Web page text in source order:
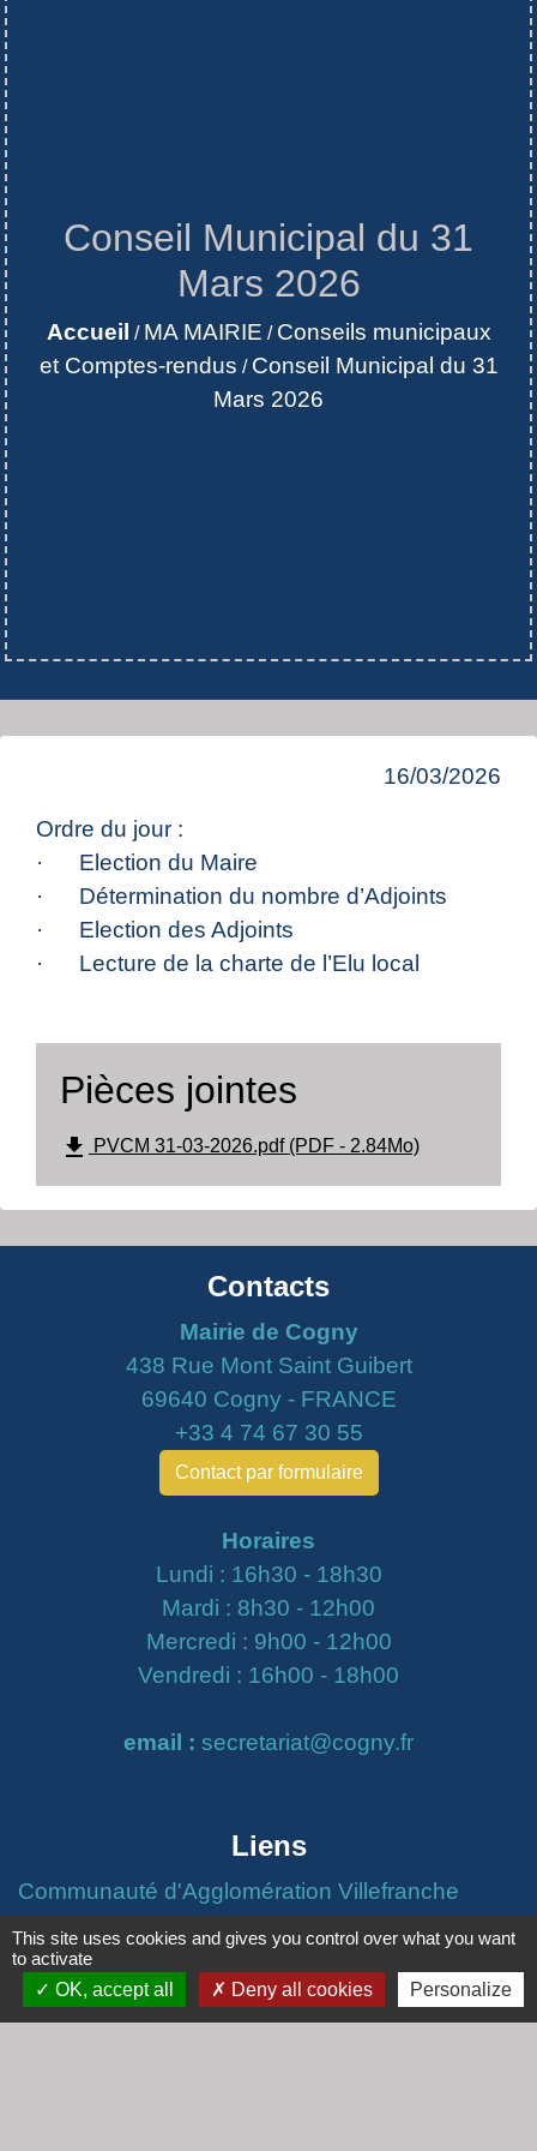
Conseil Municipal du 31
Mars 2026
Accueil / MA MAIRIE / Conseils municipaux
et Comptes-rendus / Conseil Municipal du 31
Mars 2026
16/03/2026
Ordre du jour :
· Election du Maire
· Détermination du nombre d’Adjoints
· Election des Adjoints
· Lecture de la charte de l’Elu local
Pièces jointes
file_download PVCM 31-03-2026.pdf (PDF - 2.84Mo)
Contacts
Mairie de Cogny
438 Rue Mont Saint Guibert
69640 Cogny - FRANCE
+33 4 74 67 30 55
Contact par formulaire
Horaires
Lundi : 16h30 - 18h30
Mardi : 8h30 - 12h00
Mercredi : 9h00 - 12h00
Vendredi : 16h00 - 18h00
email : secretariat@cogny.fr
Liens
Communauté d'Agglomération Villefranche
Beaujolais Saône
Commune de Denicé
Jumelage
This site uses cookies and gives you control over what you want
to activate
OK, accept all
Deny all cookies Personalize